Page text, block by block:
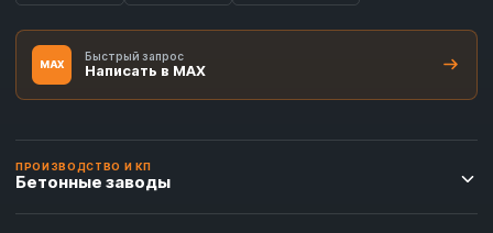
MAX
Быстрый запрос
Написать в MAX
ПРОИЗВОДСТВО И КП
Бетонные заводы